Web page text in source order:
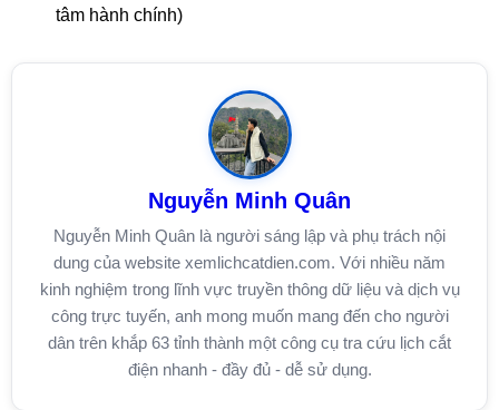
tâm hành chính)
Nguyễn Minh Quân
Nguyễn Minh Quân là người sáng lập và phụ trách nội
dung của website xemlichcatdien.com. Với nhiều năm
kinh nghiệm trong lĩnh vực truyền thông dữ liệu và dịch vụ
công trực tuyến, anh mong muốn mang đến cho người
dân trên khắp 63 tỉnh thành một công cụ tra cứu lịch cắt
điện nhanh - đầy đủ - dễ sử dụng.